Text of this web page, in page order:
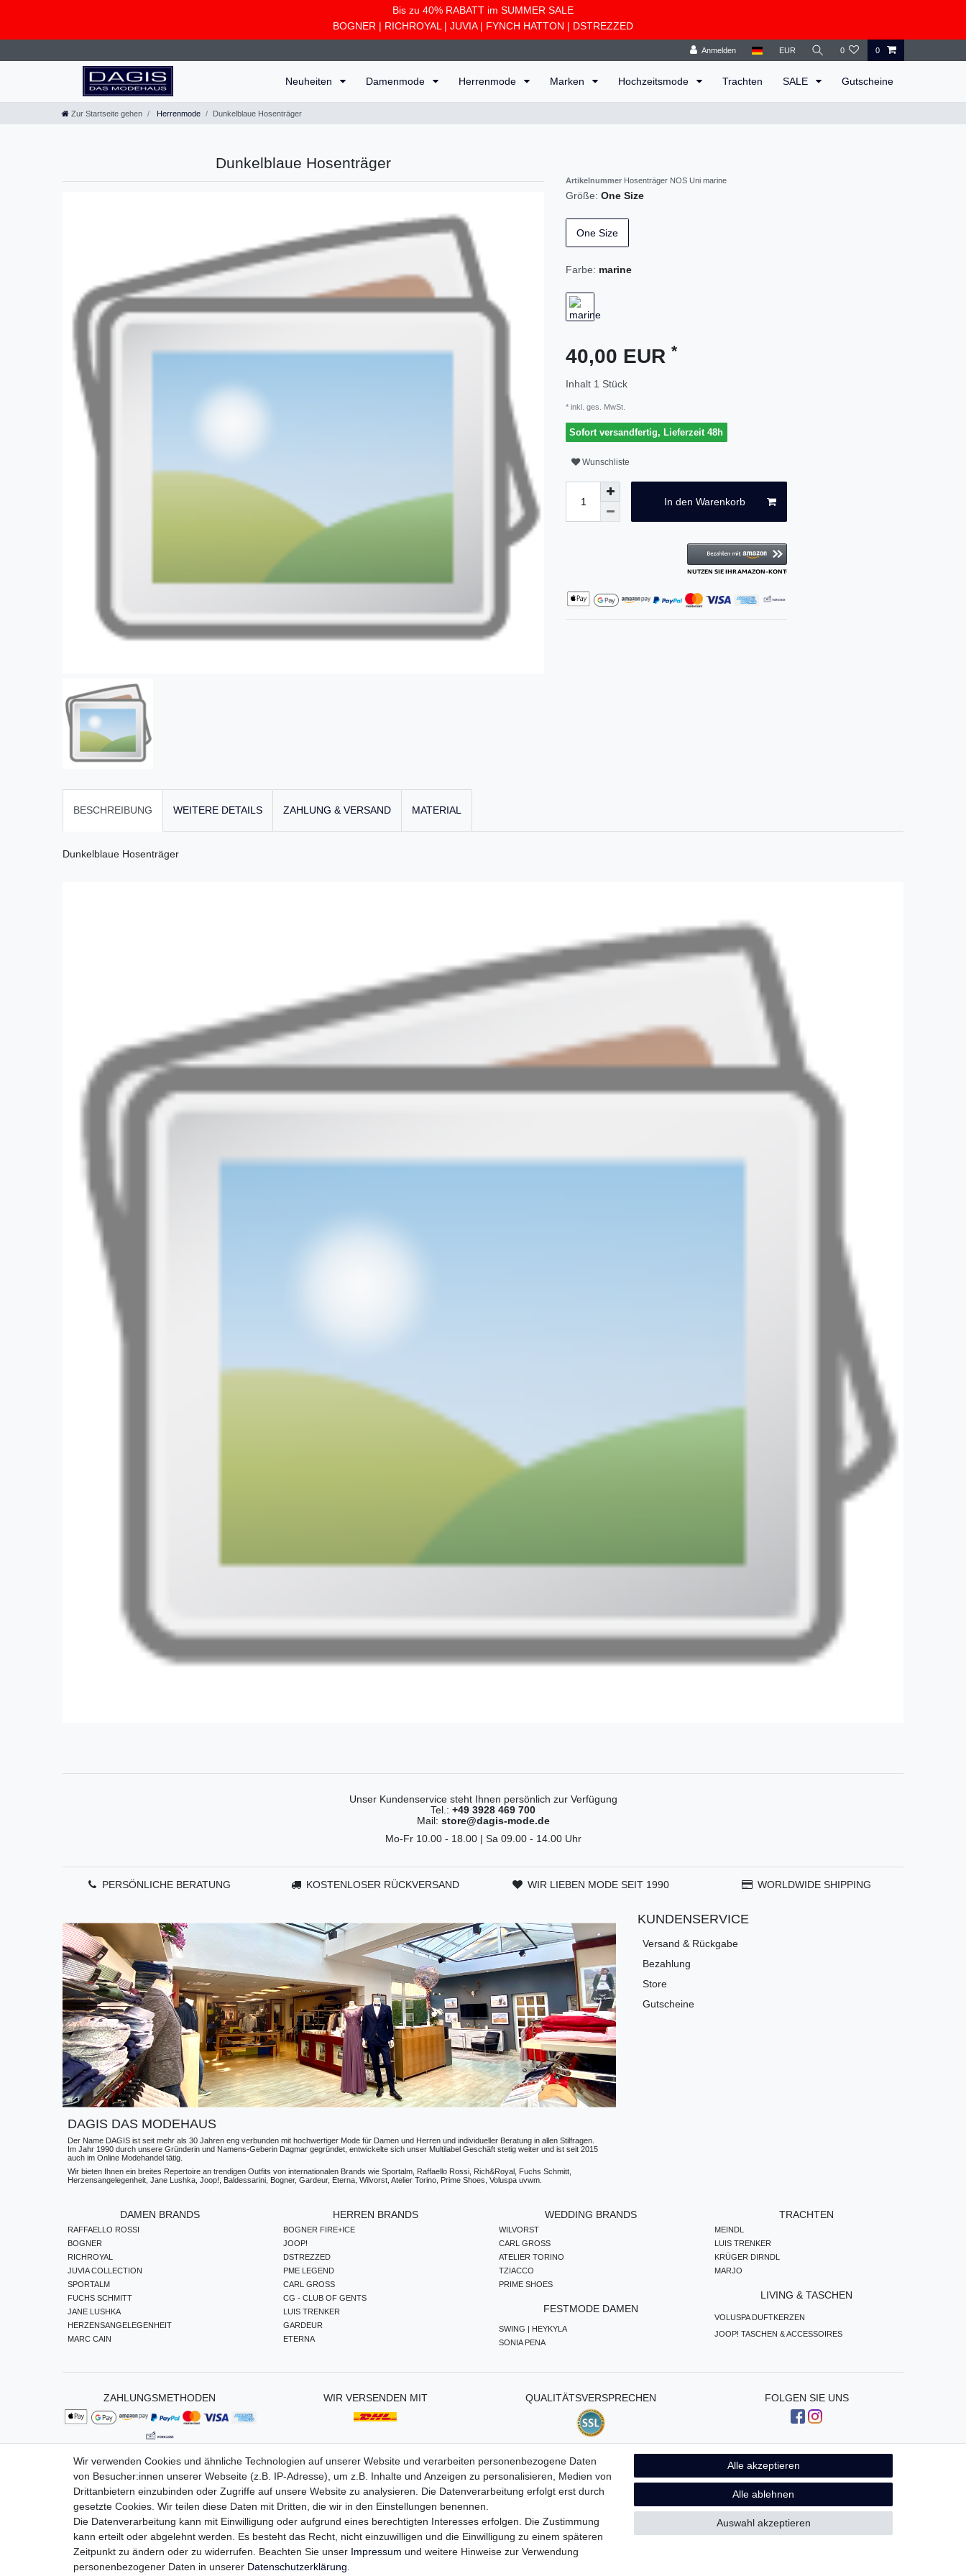
Bis zu 40% RABATT im SUMMER SALE
BOGNER | RICHROYAL | JUVIA| FYNCH HATTON | DSTREZZED
Anmelden EUR 0 0
Neuheiten Damenmode Herrenmode Marken Hochzeitsmode Trachten SALE Gutscheine
Zur Startseite gehen Herrenmode Dunkelblaue Hosenträger
Dunkelblaue Hosenträger
Artikelnummer Hosenträger NOS Uni marine
Größe: One Size
One Size
Farbe: marine
40,00 EUR *
Inhalt 1 Stück
* inkl. ges. MwSt.
Sofort versandfertig, Lieferzeit 48h
Wunschliste
In den Warenkorb
BESCHREIBUNG WEITERE DETAILS ZAHLUNG & VERSAND MATERIAL
Dunkelblaue Hosenträger
Unser Kundenservice steht Ihnen persönlich zur Verfügung
Tel.: +49 3928 469 700
Mail: store@dagis-mode.de
Mo-Fr 10.00 - 18.00 | Sa 09.00 - 14.00 Uhr
PERSÖNLICHE BERATUNG KOSTENLOSER RÜCKVERSAND WIR LIEBEN MODE SEIT 1990 WORLDWIDE SHIPPING
DAGIS DAS MODEHAUS
Der Name DAGIS ist seit mehr als 30 Jahren eng verbunden mit hochwertiger Mode für Damen und Herren und individueller Beratung in allen Stilfragen.
Im Jahr 1990 durch unsere Gründerin und Namens-Geberin Dagmar gegründet, entwickelte sich unser Multilabel Geschäft stetig weiter und ist seit 2015
auch im Online Modehandel tätig.
Wir bieten Ihnen ein breites Repertoire an trendigen Outfits von internationalen Brands wie Sportalm, Raffaello Rossi, Rich&Royal, Fuchs Schmitt,
Herzensangelegenheit, Jane Lushka, Joop!, Baldessarini, Bogner, Gardeur, Eterna, Wilvorst, Atelier Torino, Prime Shoes, Voluspa uvwm.
KUNDENSERVICE
Versand & Rückgabe
Bezahlung
Store
Gutscheine
DAMEN BRANDS
RAFFAELLO ROSSI
BOGNER
RICHROYAL
JUVIA COLLECTION
SPORTALM
FUCHS SCHMITT
JANE LUSHKA
HERZENSANGELEGENHEIT
MARC CAIN
HERREN BRANDS
BOGNER FIRE+ICE
JOOP!
DSTREZZED
PME LEGEND
CARL GROSS
CG - CLUB OF GENTS
LUIS TRENKER
GARDEUR
ETERNA
WEDDING BRANDS
WILVORST
CARL GROSS
ATELIER TORINO
TZIACCO
PRIME SHOES
FESTMODE DAMEN
SWING | HEYKYLA
SONIA PENA
TRACHTEN
MEINDL
LUIS TRENKER
KRÜGER DIRNDL
MARJO
LIVING & TASCHEN
VOLUSPA DUFTKERZEN
JOOP! TASCHEN & ACCESSOIRES
ZAHLUNGSMETHODEN WIR VERSENDEN MIT QUALITÄTSVERSPRECHEN FOLGEN SIE UNS
Impressum Daten­schutz­erklärung AGB Widerrufs­recht Vertrag widerrufen
Wir verwenden Cookies und ähnliche Technologien auf unserer Website und verarbeiten personenbezogene Daten
von Besucher:innen unserer Webseite (z.B. IP-Adresse), um z.B. Inhalte und Anzeigen zu personalisieren, Medien von
Drittanbietern einzubinden oder Zugriffe auf unsere Website zu analysieren. Die Datenverarbeitung erfolgt erst durch
gesetzte Cookies. Wir teilen diese Daten mit Dritten, die wir in den Einstellungen benennen.
Die Datenverarbeitung kann mit Einwilligung oder aufgrund eines berechtigten Interesses erfolgen. Die Zustimmung
kann erteilt oder abgelehnt werden. Es besteht das Recht, nicht einzuwilligen und die Einwilligung zu einem späteren
Zeitpunkt zu ändern oder zu widerrufen. Beachten Sie unser Impressum und weitere Hinweise zur Verwendung
personenbezogener Daten in unserer Daten­schutz­erklärung
Alle akzeptieren
Alle ablehnen
Auswahl akzeptieren